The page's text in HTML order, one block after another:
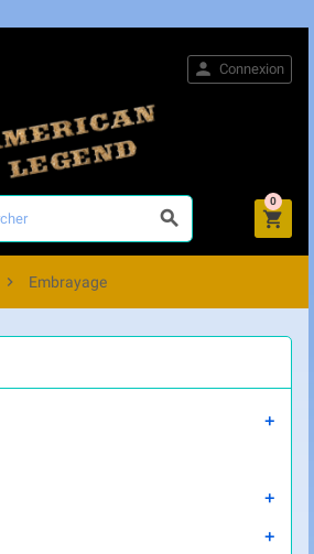

 Connexion

0
 Embrayage


